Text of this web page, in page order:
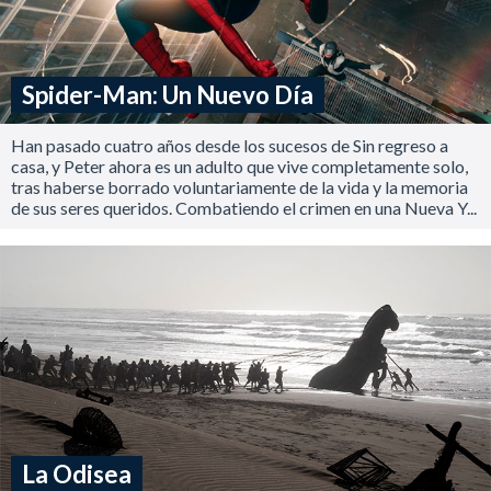
Spider-Man: Un Nuevo Día
Han pasado cuatro años desde los sucesos de Sin regreso a
casa, y Peter ahora es un adulto que vive completamente solo,
tras haberse borrado voluntariamente de la vida y la memoria
de sus seres queridos. Combatiendo el crimen en una Nueva Y...
La Odisea